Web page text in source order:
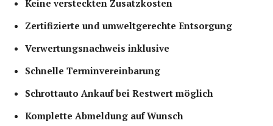
Keine versteckten Zusatzkosten
Zertifizierte und umweltgerechte Entsorgung
Verwertungsnachweis inklusive
Schnelle Terminvereinbarung
Schrottauto Ankauf bei Restwert möglich
Komplette Abmeldung auf Wunsch